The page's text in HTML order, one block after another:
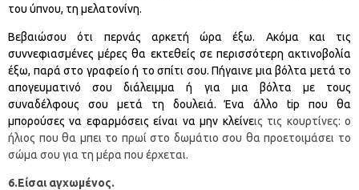
του ύπνου, τη μελατονίνη.
Βεβαιώσου ότι περνάς αρκετή ώρα έξω. Ακόμα και τις
συννεφιασμένες μέρες θα εκτεθείς σε περισσότερη ακτινοβολία
έξω, παρά στο γραφείο ή το σπίτι σου. Πήγαινε μια βόλτα μετά το
απογευματινό σου διάλειμμα ή για μια βόλτα με τους
συναδέλφους σου μετά τη δουλειά. Ένα άλλο tip που θα
μπορούσες να εφαρμόσεις είναι να μην κλείνεις τις κουρτίνες: ο
ήλιος που θα μπει το πρωί στο δωμάτιο σου θα προετοιμάσει το
σώμα σου για τη μέρα που έρχεται.
6.Είσαι αγχωμένος.